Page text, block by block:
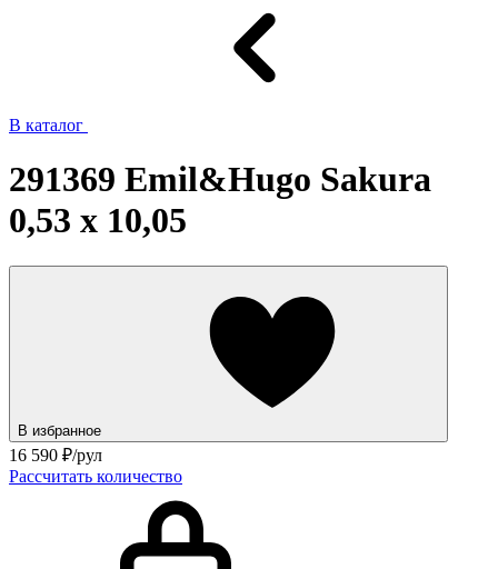
В каталог
291369 Emil&Hugo Sakura
0,53 x 10,05
В избранное
16 590 ₽/рул
Рассчитать количество